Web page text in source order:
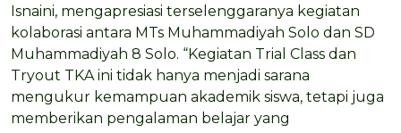
Isnaini, mengapresiasi terselenggaranya kegiatan
kolaborasi antara MTs Muhammadiyah Solo dan SD
Muhammadiyah 8 Solo. “Kegiatan Trial Class dan
Tryout TKA ini tidak hanya menjadi sarana
mengukur kemampuan akademik siswa, tetapi juga
memberikan pengalaman belajar yang